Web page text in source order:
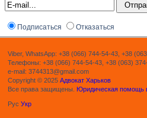
Подписаться Отказаться
Viber, WhatsApp: +38 (066) 744-54-43, +38
Телефоны: +38 (066) 744-54-43, +38 (063)
e-mail: 3744313@gmail.com
Copyright © 2025 Адвокат Харьков
Все права защищены. Юридическая помощь
Рус Укр